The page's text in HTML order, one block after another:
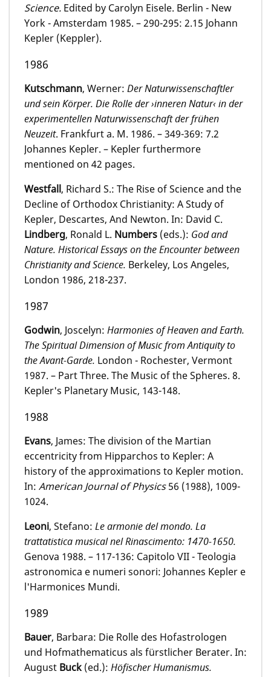
Science. Edited by Carolyn Eisele. Berlin - New
York - Amsterdam 1985. – 290-295: 2.15 Johann
Kepler (Keppler).
1986
Kutschmann, Werner: Der Naturwissenschaftler
und sein Körper. Die Rolle der ›inneren Natur‹ in der
experimentellen Naturwissenschaft der frühen
Neuzeit. Frankfurt a. M. 1986. – 349-369: 7.2
Johannes Kepler. – Kepler furthermore
mentioned on 42 pages.
Westfall, Richard S.: The Rise of Science and the
Decline of Orthodox Christianity: A Study of
Kepler, Descartes, And Newton. In: David C.
Lindberg, Ronald L. Numbers (eds.): God and
Nature. Historical Essays on the Encounter between
Christianity and Science. Berkeley, Los Angeles,
London 1986, 218-237.
1987
Godwin, Joscelyn: Harmonies of Heaven and Earth.
The Spiritual Dimension of Music from Antiquity to
the Avant-Garde. London - Rochester, Vermont
1987. – Part Three. The Music of the Spheres. 8.
Kepler's Planetary Music, 143-148.
1988
Evans, James: The division of the Martian
eccentricity from Hipparchos to Kepler: A
history of the approximations to Kepler motion.
In: American Journal of Physics56 (1988), 1009-
1024.
Leoni, Stefano: Le armonie del mondo. La
trattatistica musical nel Rinascimento: 1470-1650.
Genova 1988. – 117-136: Capitolo VII - Teologia
astronomica e numeri sonori: Johannes Kepler e
l'Harmonices Mundi.
1989
Bauer, Barbara: Die Rolle des Hofastrologen
und Hofmathematicus als fürstlicher Berater. In:
August Buck (ed.): Höfischer Humanismus.